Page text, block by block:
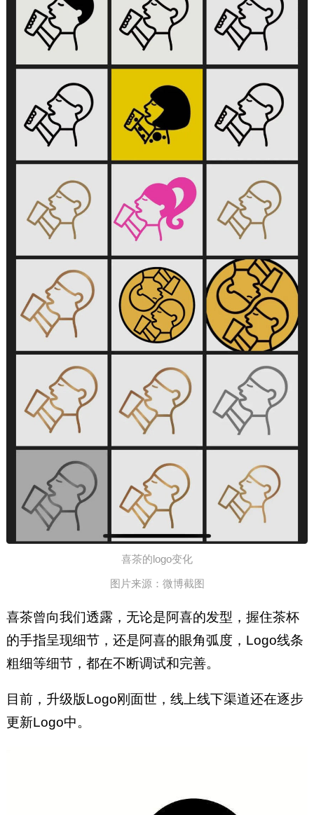
喜茶的logo变化
图片来源：微博截图
喜茶曾向我们透露，无论是阿喜的发型，握住茶杯
的手指呈现细节，还是阿喜的眼角弧度，Logo线条
粗细等细节，都在不断调试和完善。
目前，升级版Logo刚面世，线上线下渠道还在逐步
更新Logo中。